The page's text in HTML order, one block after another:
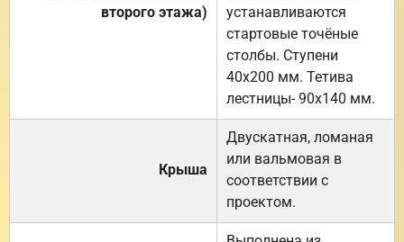
второго этажа)
устанавливаются
стартовые точёные
столбы. Ступени
40х200 мм. Тетива
лестницы- 90х140 мм.
Крыша
Двускатная, ломаная
или вальмовая в
соответствии с
проектом.